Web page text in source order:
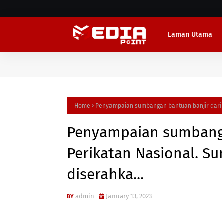
Laman Utama
Home Penyampaian sumbangan bantuan banjir
Penyampaian
Perikatan Nasional.
diserahka...
admin January 13, 2023